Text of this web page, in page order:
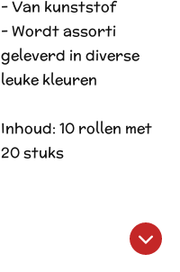
- Van kunststof
- Wordt assorti
geleverd in diverse
leuke kleuren
Inhoud: 10 rollen met
20 stuks